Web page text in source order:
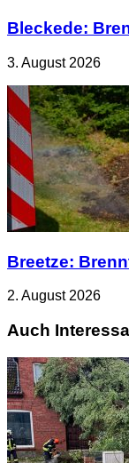
Bleckede:
3. August 2026
Breetze:
2. August 2026
Auch